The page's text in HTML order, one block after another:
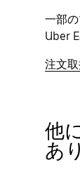
一部
Uber
注文
他
あ